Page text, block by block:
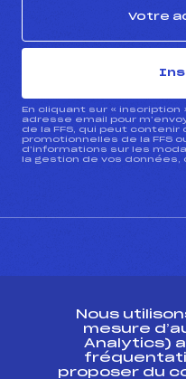
En cliquant sur « inscription
adresse email pour
de la FFS, qui peut
promotionnelles de la FFS
d’informations sur les
la gestion de vos données,
ESPACE PRESSE
Ressources
Nous
mesure
Analytics)
proposer du